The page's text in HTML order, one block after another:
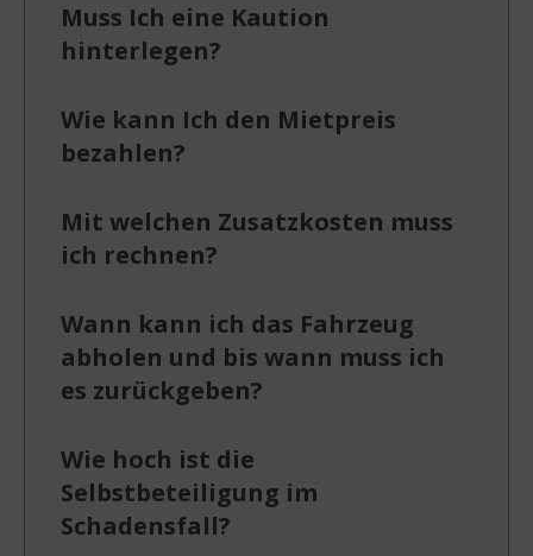
Muss Ich eine Kaution
hinterlegen?
Wie kann Ich den Mietpreis
bezahlen?
Mit welchen Zusatzkosten muss
ich rechnen?
Wann kann ich das Fahrzeug
abholen und bis wann muss ich
es zurückgeben?
Wie hoch ist die
Selbstbeteiligung im
Schadensfall?